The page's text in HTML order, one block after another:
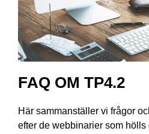
FAQ OM TP4.2
Här sammanställer vi frågor
efter de webbinarier som hölls